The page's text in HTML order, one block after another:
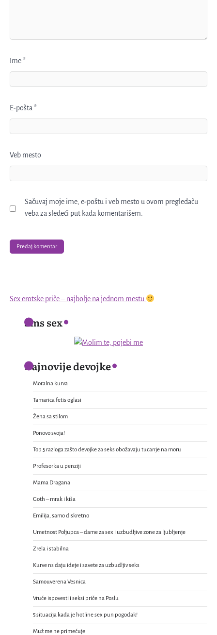
Ime*
E-pošta *
Veb mesto
Sačuvaj moje ime, e-poštu i veb mesto u ovom pregledaču
veba za sledeći put kada komentarišem.
Sex erotske priče – najbolje na jednom mestu
Sms sex
Najnovije devojke
Moralna kurva
Tamarica fetis oglasi
Žena sa stilom
Ponovo svoja!
Top 5 razloga zašto devojke za seks obožavaju tucanje na moru
Profesorka u penziji
Mama Dragana
Goth – mrak i kiša
Emilija, samo diskretno
Umetnost Poljupca – dame za sex i uzbudljive zone za ljubljenje
Zrela i stabilna
Kurve ns daju ideje i savete za uzbudljiv seks
Samouverena Vesnica
Vruće ispovesti i seksi priče na Poslu
5 situacija kada je hotline sex pun pogodak!
Muž me ne primećuje